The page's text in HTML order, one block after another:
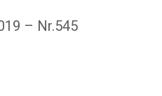
– Nr.545